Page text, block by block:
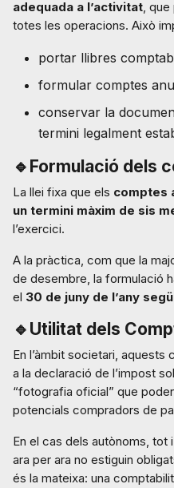
adequada a l’activitat, que
totes les operacions. Això
portar llibres
formular comptes
conservar la
termini legalment
🔹Formulació dels
La llei fixa que els comptes
un termini màxim de sis
l’exercici.
A la pràctica, com que la
de desembre, la formulació
el 30 de juny de l’any
🔹Utilitat dels
En l’àmbit societari,
a la declaració de l’impost
“fotografia oficial” que
potencials compradors de
En el cas dels autònoms, tot
ara per ara no estiguin
és la mateixa: una